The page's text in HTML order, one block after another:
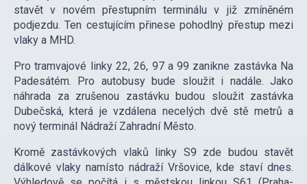
stavět v novém přestupním terminálu v již zmíněném
podjezdu. Ten cestujícím přinese pohodlný přestup mezi
vlaky a MHD.
Pro tramvajové linky 22, 26, 97 a 99 zanikne zastávka Na
Padesátém. Pro autobusy bude sloužit i nadále. Jako
náhrada za zrušenou zastávku budou sloužit zastávka
Dubečská, která je vzdálena necelých dvě stě metrů a
nový terminál Nádraží Zahradní Město.
Kromě zastávkových vlaků linky S9 zde budou stavět
dálkové vlaky namísto nádraží Vršovice, kde staví dnes.